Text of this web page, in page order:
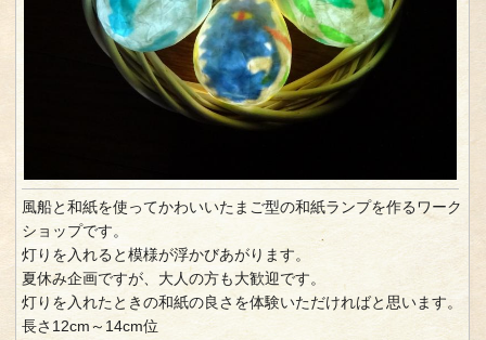
風船と和紙を使ってかわいいたまご型の和紙ランプを作るワーク
ショップです。
灯りを入れると模様が浮かびあがります。
夏休み企画ですが、大人の方も大歓迎です。
灯りを入れたときの和紙の良さを体験いただければと思います。
長さ12cm～14cm位